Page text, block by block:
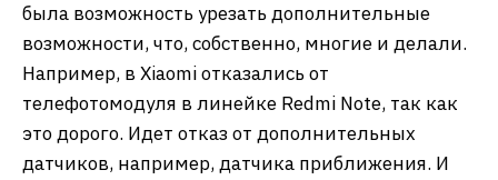
была возможность урезать дополнительные
возможности, что, собственно, многие и делали.
Например, в Xiaomi отказались от
телефотомодуля в линейке Redmi Note, так как
это дорого. Идет отказ от дополнительных
датчиков, например, датчика приближения. И